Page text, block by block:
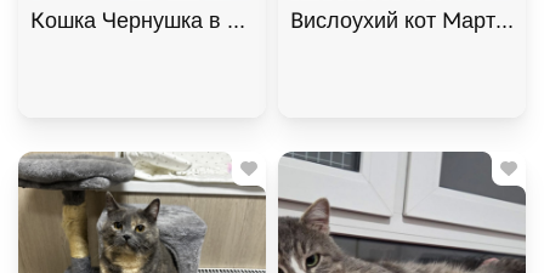
Кошка Чернушка в самые добрые руки, Черный,
Вислоухий кот Мартин,